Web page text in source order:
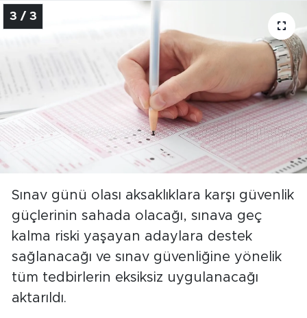
3 / 3
Sınav günü olası aksaklıklara karşı güvenlik
güçlerinin sahada olacağı, sınava geç
kalma riski yaşayan adaylara destek
sağlanacağı ve sınav güvenliğine yönelik
tüm tedbirlerin eksiksiz uygulanacağı
aktarıldı.